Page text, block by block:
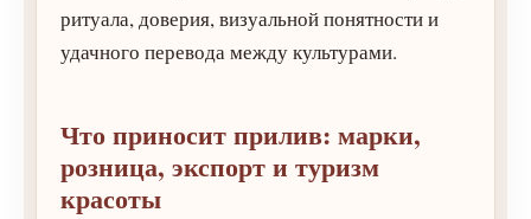
ритуала, доверия, визуальной понятности и
удачного перевода между культурами.
Что приносит прилив: марки,
розница, экспорт и туризм
красоты